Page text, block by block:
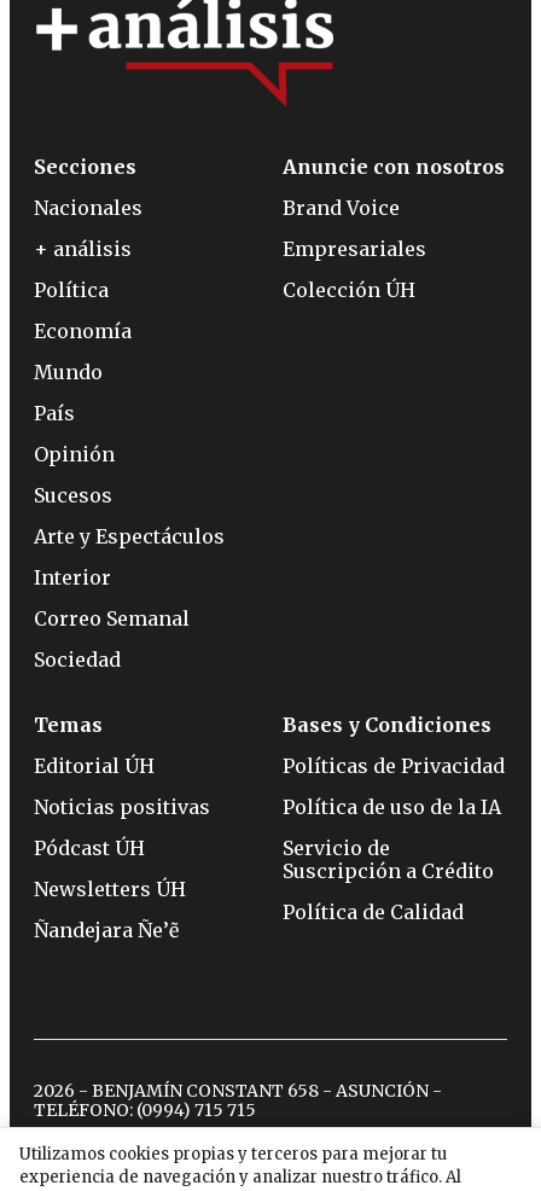
Utilizamos cookies propias y terceros para mejorar tu
experiencia de navegación y analizar nuestro tráfico. Al
Secciones
Nacionales
+ análisis
Política
Economía
Mundo
País
Opinión
Sucesos
Arte y Espectáculos
Interior
Correo Semanal
Sociedad
Anuncie con nosotros
Brand Voice
Empresariales
Colección ÚH
Temas
Editorial ÚH
Noticias positivas
Pódcast ÚH
Newsletters ÚH
Ñandejara Ñe’ẽ
Bases y Condiciones
Políticas de Privacidad
Política de uso de la IA
Servicio de
Suscripción a Crédito
Política de Calidad
2026 - BENJAMÍN CONSTANT 658 - ASUNCIÓN -
TELÉFONO: (0994) 715 715